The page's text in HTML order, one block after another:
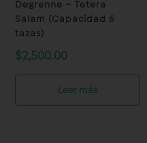
Degrenne – Tetera
Salam (Capacidad 6
tazas)
$2,500.00
Leer más